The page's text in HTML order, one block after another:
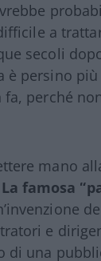
a
secoli
è persino
perché
mano
La famosa
e
di una